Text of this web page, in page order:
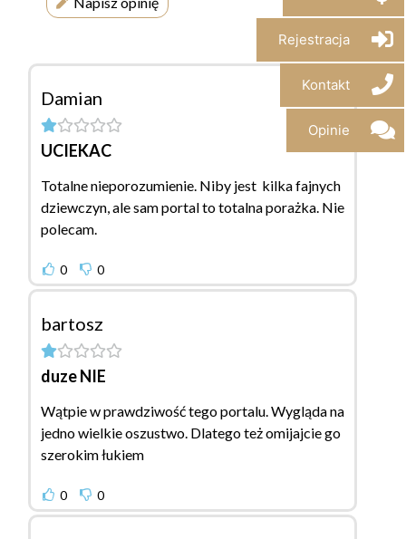
Rejestracja
Kontakt
Opinie
Damian
UCIEKAC
Totalne nieporozumienie. Niby jest kilka fajnych
dziewczyn, ale sam portal to totalna porażka. Nie
polecam.
0 0
bartosz
duze NIE
Wątpie w prawdziwość tego portalu. Wygląda na
jedno wielkie oszustwo. Dlatego też omijajcie go
szerokim łukiem
0 0